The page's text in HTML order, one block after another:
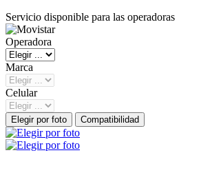
Servicio disponible para las operadoras
Operadora
Marca
Celular